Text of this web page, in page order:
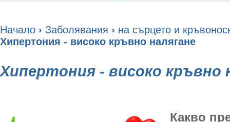
Начало › Заболявания › на сърцето и
Хипертония - високо кръвно налягане
Хипертония - високо кръвно
Какво